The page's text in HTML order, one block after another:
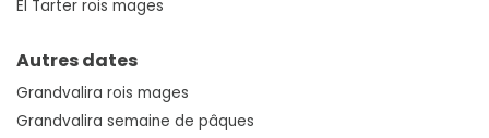
El Tarter rois mages
Autres dates
Grandvalira rois mages
Grandvalira semaine de pâques